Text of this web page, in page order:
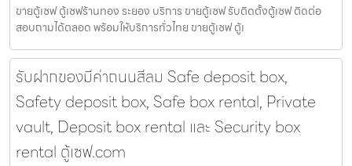
ขายตู้เซฟ ตู้เซฟร้านทอง ระยอง บริการ ขายตู้เซฟ รับติดตั้งตู้เซฟ ติดต่อ
สอบถามได้ตลอด พร้อมให้บริการทั่วไทย ขายตู้เซฟ ตู้เ
รับฝากของมีค่าถนนสีลม Safe deposit box,
Safety deposit box, Safe box rental, Private
vault, Deposit box rental และ Security box
rental ตู้เซฟ.com